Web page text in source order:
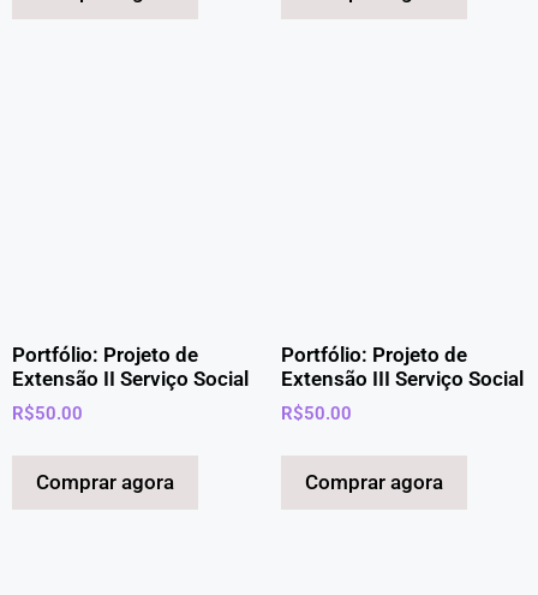
Portfólio: Projeto de
Extensão II Serviço Social
R$50.00
Comprar agora
Portfólio: Projeto de
Extensão III Serviço Social
R$50.00
Comprar agora